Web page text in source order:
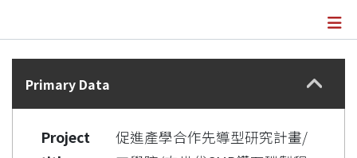
Details
Primary Data
Project
促進產學合作先導型研究計畫/